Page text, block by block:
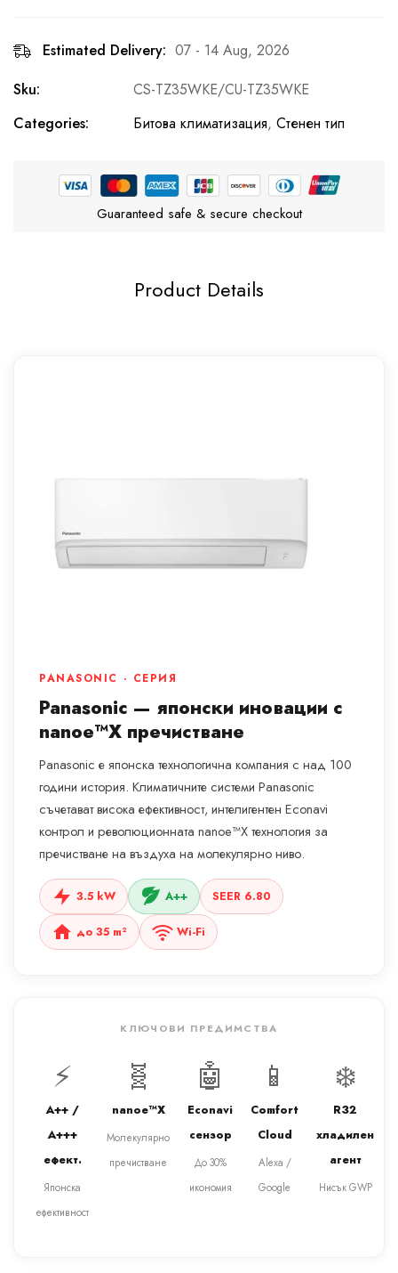
Estimated Delivery: 07 - 14 Aug, 2026
Sku:
CS-TZ35WKE/CU-TZ35WKE
Categories:
Битова климатизация, Стенен тип
Guaranteed safe & secure checkout
Product Details
PANASONIC · СЕРИЯ
Panasonic — японски иновации с
nanoe™X пречистване
Panasonic е японска технологична компания с над 100
години история. Климатичните системи Panasonic
съчетават висока ефективност, интелигентен Econavi
контрол и революционната nanoe™X технология за
пречистване на въздуха на молекулярно ниво.
3.5 kW A++ SEER 6.80
до 35 m² Wi-Fi
КЛЮЧОВИ ПРЕДИМСТВА
⚡
A++ /
A+++
ефект.
Японска
ефективност
🧬
nanoe™X
Молекулярно
пречистване
🤖
Econavi
сензор
До 30%
икономия
📱
Comfort
Cloud
Alexa /
Google
❄️
R32
хладилен
агент
Нисък GWP